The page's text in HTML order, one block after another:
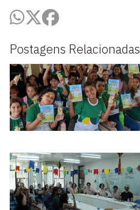
Postagens Relacionadas